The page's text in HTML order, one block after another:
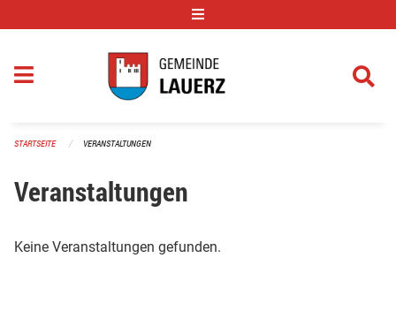
STARTSEITE VERANSTALTUNGEN
Veranstaltungen
Keine Veranstaltungen gefunden.